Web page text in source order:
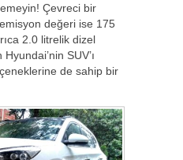
Çevreci bir
değeri ise 175
2.0 litrelik dizel
SUV’ı
de sahip bir